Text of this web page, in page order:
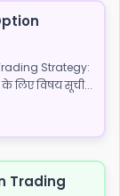
Strategy:
लिए विषय सूची...
Trading